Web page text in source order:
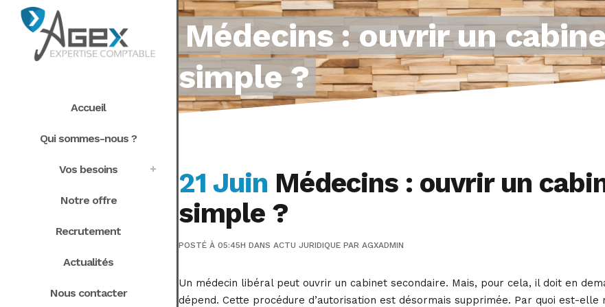
Accueil
Qui sommes-nous ?
Vos besoins
Notre offre
Recrutement
Actualités
Nous contacter
Médecins : ouvrir un
simple ?
21 Juin Médecins : ouvrir un
simple ?
POSTÉ À 05:45H DANS ACTU JURIDIQUE PAR AGXADMIN
Un médecin libéral peut ouvrir un cabinet secondaire. Mais, pour cela, il doit en
dépend. Cette procédure d’autorisation est désormais supprimée. Par quoi est-elle